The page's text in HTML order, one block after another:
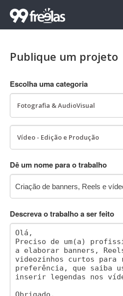
Publique um projeto
Escolha uma categoria
Dê um nome para o trabalho
Descreva o trabalho a ser feito